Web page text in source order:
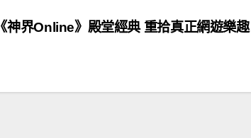
《神界Online》殿堂經典 重拾真正網遊樂